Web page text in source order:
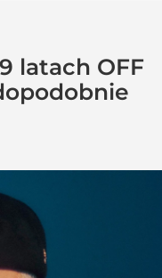
latach OFF